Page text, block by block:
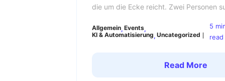
die um die Ecke reicht. Zwei Personen
Eindruck deines Events ist in diesem
Allgemein Events
KI & Automatisierung Uncategorized
5
read
Read More